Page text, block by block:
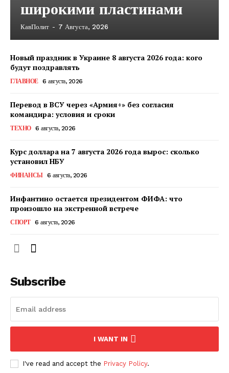
О нас
широкими пластинами
КавПолит - 7 Августа, 2026
Новый праздник в Украине 8 августа 2026 года: кого
будут поздравлять
ГЛАВНОЕ 6 августа, 2026
Перевод в ВСУ через «Армия+» без согласия
командира: условия и сроки
ТЕХНО 6 августа, 2026
Курс доллара на 7 августа 2026 года вырос: сколько
установил НБУ
ФИНАНСЫ 6 августа, 2026
Инфантино остается президентом ФИФА: что
произошло на экстренной встрече
СПОРТ 6 августа, 2026
Subscribe
I WANT IN
I've read and accept the Privacy Policy.